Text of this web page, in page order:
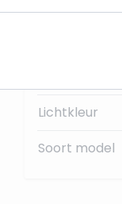
Lichtkleur
Soort model